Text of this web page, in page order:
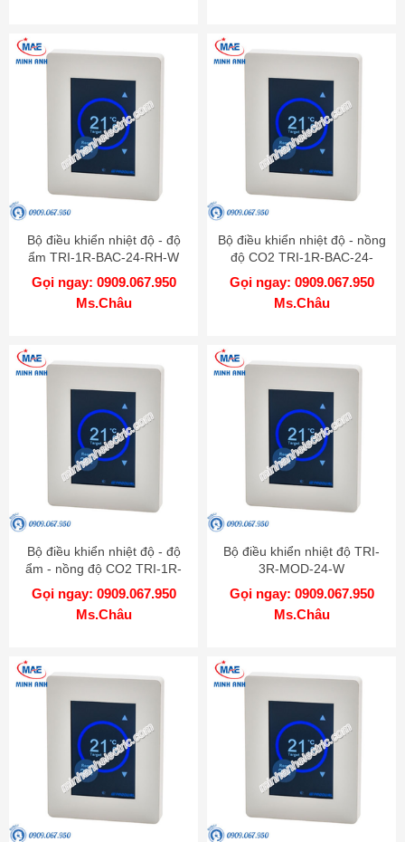
Bộ điều khiển nhiệt độ - độ
ẩm TRI-1R-BAC-24-RH-W
Gọi ngay: 0909.067.950
Ms.Châu
Bộ điều khiển nhiệt độ - nồng
độ CO2 TRI-1R-BAC-24-
CO2-W
Gọi ngay: 0909.067.950
Ms.Châu
Bộ điều khiển nhiệt độ - độ
ẩm - nồng độ CO2 TRI-1R-
BAC-24-RH-CO2-W
Gọi ngay: 0909.067.950
Ms.Châu
Bộ điều khiển nhiệt độ TRI-
3R-MOD-24-W
Gọi ngay: 0909.067.950
Ms.Châu